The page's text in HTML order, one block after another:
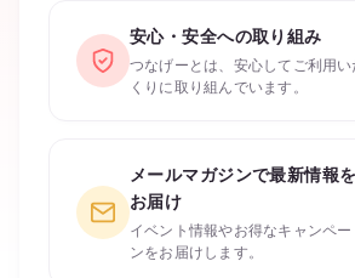
安心・安全への取り組み
つなげーとは、安心してご利用
くりに取り組んでいます。
メールマガジンで最新情報を
お届け
イベント情報やお得なキャンペー
ンをお届けします。